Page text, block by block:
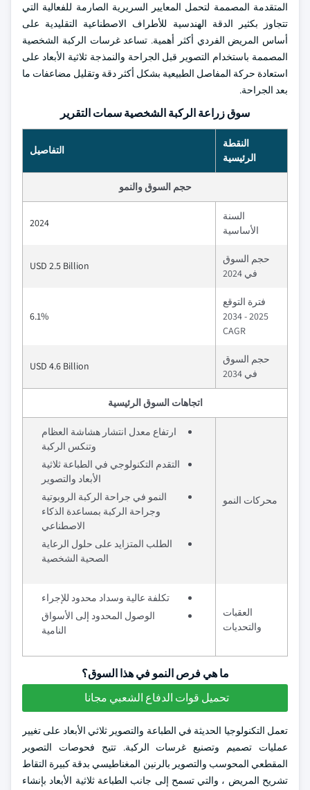
المتقدمة المصممة لتحمل المعايير السريرية الصارمة للفعالية التي
تتجاوز بكثير الدقة الهندسية للأطراف الاصطناعية التقليدية على
أساس المريض الفردي أكثر أهمية. تساعد غرسات الركبة الشخصية
المصممة باستخدام التصوير قبل الجراحة والنمذجة ثلاثية الأبعاد على
استعادة حركة المفاصل الطبيعية بشكل أكثر دقة وتقليل مضاعفات ما
بعد الجراحة.
سوق زراعة الركبة الشخصية سمات التقرير
النقطة
الرئيسية
التفاصيل
حجم السوق والنمو
السنة
الأساسية
2024
حجم السوق
في 2024
USD 2.5 Billion
فترة التوقع
2025 - 2034
CAGR
6.1%
حجم السوق
في 2034
USD 4.6 Billion
اتجاهات السوق الرئيسية
محركات النمو
ارتفاع معدل انتشار هشاشة العظام
وتنكس الركبة
التقدم التكنولوجي في الطباعة ثلاثية
الأبعاد والتصوير
النمو في جراحة الركبة الروبوتية
وجراحة الركبة بمساعدة الذكاء
الاصطناعي
الطلب المتزايد على حلول الرعاية
الصحية الشخصية
العقبات
والتحديات
تكلفة عالية وسداد محدود للإجراء
الوصول المحدود إلى الأسواق
النامية
ما هي فرص النمو في هذا السوق؟
تحميل قوات الدفاع الشعبي مجانا
تعمل التكنولوجيا الحديثة في الطباعة والتصوير ثلاثي الأبعاد على تغيير
عمليات تصميم وتصنيع غرسات الركبة. تتيح فحوصات التصوير
المقطعي المحوسب والتصوير بالرنين المغناطيسي بدقة كبيرة التقاط
تشريح المريض ، والتي تسمح إلى جانب الطباعة ثلاثية الأبعاد بإنشاء